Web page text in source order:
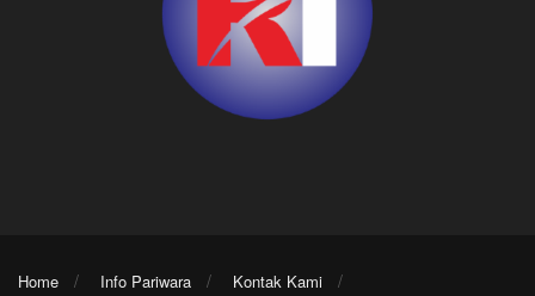
Home Info Pariwara Kontak Kami